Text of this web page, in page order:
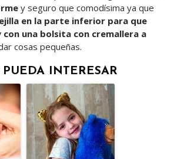
y seguro que comodísima ya que
en la parte inferior para que
con una bolsita con cremallera a
cosas pequeñas.
INTERESAR